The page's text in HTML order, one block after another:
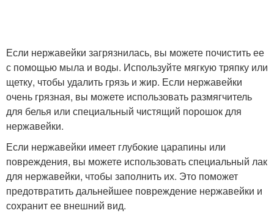
Если нержавейки загрязнилась, вы можете почистить ее
с помощью мыла и воды. Используйте мягкую тряпку или
щетку, чтобы удалить грязь и жир. Если нержавейки
очень грязная, вы можете использовать размягчитель
для белья или специальный чистящий порошок для
нержавейки.
Если нержавейки имеет глубокие царапины или
повреждения, вы можете использовать специальный лак
для нержавейки, чтобы заполнить их. Это поможет
предотвратить дальнейшее повреждение нержавейки и
сохранит ее внешний вид.